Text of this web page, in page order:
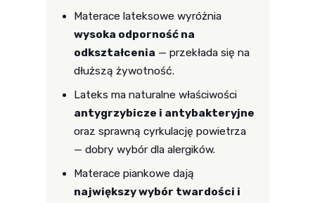
Materace lateksowe wyróżnia
wysoka odporność na
odkształcenia — przekłada się na
dłuższą żywotność.
Lateks ma naturalne właściwości
antygrzybicze i antybakteryjne
oraz sprawną cyrkulację powietrza
— dobry wybór dla alergików.
Materace piankowe dają
największy wybór twardości i